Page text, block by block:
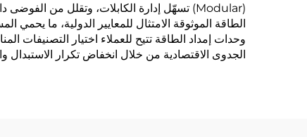
الطاقة الموثوقة الامتثال للمعايير الدولية، ما
وحدات إمداد الطاقة تتيح للعملاء اختيار التصنيفات
الجدوى الاقتصادية من خلال انخفاض تكرار الاستبدال